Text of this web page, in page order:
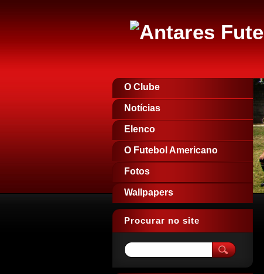
O Clube
Notícias
Elenco
O Futebol Americano
Fotos
Wallpapers
Procurar no site